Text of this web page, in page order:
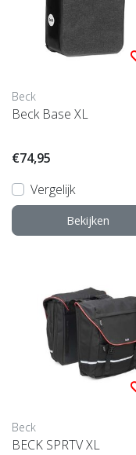
Beck
Beck Base XL
€74,95
Vergelijk
Bekijken
Beck
BECK SPRTV XL